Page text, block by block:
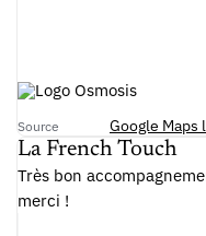
Source Google Maps
La French Touch
Très bon
merci !